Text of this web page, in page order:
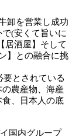
卸を営業し成功
(安くて旨いに
居酒屋】そして
】との融合に挑
要とされている
農産物、海産
、日本人の底
国内グループ